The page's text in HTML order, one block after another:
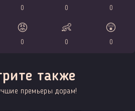
0 0 0
😡
0
👶
0
😲
0
также
премьеры дорам!